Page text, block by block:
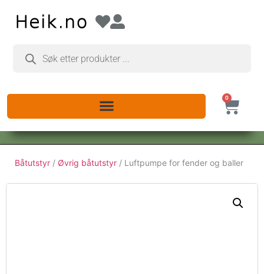
0
Båtutstyr / Øvrig båtutstyr / Luftpumpe for fender og baller